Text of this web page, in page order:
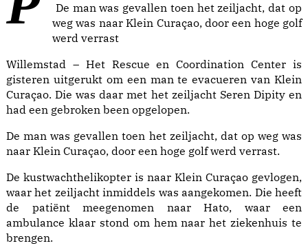
De man was gevallen toen het zeiljacht, dat op
weg was naar Klein Curaçao, door een hoge golf
werd verrast
Willemstad – Het Rescue en Coordination Center is
gisteren uitgerukt om een man te evacueren van Klein
Curaçao. Die was daar met het zeiljacht Seren Dipity en
had een gebroken been opgelopen.
De man was gevallen toen het zeiljacht, dat op weg was
naar Klein Curaçao, door een hoge golf werd verrast.
De kustwachthelikopter is naar Klein Curaçao gevlogen,
waar het zeiljacht inmiddels was aangekomen. Die heeft
de patiënt meegenomen naar Hato, waar een
ambulance klaar stond om hem naar het ziekenhuis te
brengen.